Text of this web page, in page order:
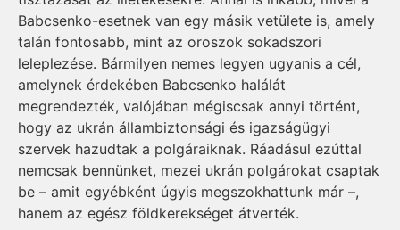
Babcsenko-esetnek van egy másik vetülete is, amely
talán fontosabb, mint az oroszok sokadszori
leleplezése. Bármilyen nemes legyen ugyanis a cél,
amelynek érdekében Babcsenko halálát
megrendezték, valójában mégiscsak annyi történt,
hogy az ukrán állambiztonsági és igazságügyi
szervek hazudtak a polgáraiknak. Ráadásul ezúttal
nemcsak bennünket, mezei ukrán polgárokat csaptak
be – amit egyébként úgyis megszokhattunk már –,
hanem az egész földkerekséget átverték.